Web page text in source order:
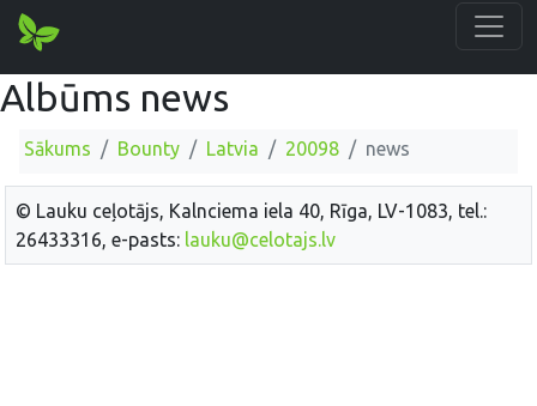
Albūms news
Sākums Bounty Latvia 20098 news
© Lauku ceļotājs, Kalnciema iela 40, Rīga, LV-1083, tel.:
26433316, e-pasts: lauku@celotajs.lv